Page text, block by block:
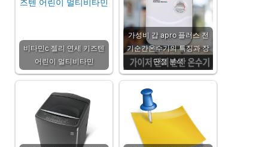
비타민c 젤리 연세 키즈텐
어린이 멀티비타민
가성비 갑 apro 플러스 전
기순간온수기의 특징과 장
단점 분석